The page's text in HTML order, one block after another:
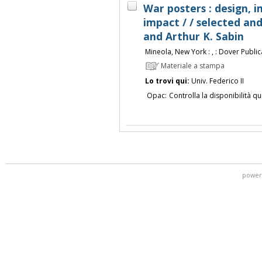
War posters : design,
impact / / selected
and Arthur K. Sabin
Mineola, New York : , : Dover
Materiale a stampa
Lo trovi qui: Univ. Federico II
Opac: Controlla la disponibilità